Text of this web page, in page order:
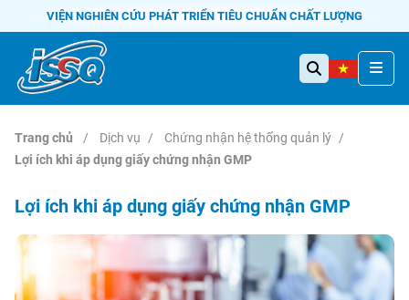
VIỆN NGHIÊN CỨU PHÁT TRIỂN TIÊU CHUẨN CHẤT LƯỢNG
Trang chủ Dịch vụ
Chứng nhận hệ thống quản lý
Lợi ích khi áp dụng giấy chứng nhận GMP
Lợi ích khi áp dụng giấy chứng nhận GMP